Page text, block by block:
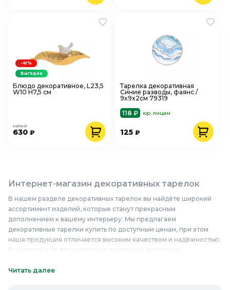
Блюдо декоративное, L23,5
W10 H7,5 см
630 ₽
1 070 ₽
-41%
Выгодно
Тарелка декоративная
Синие разводы, фаянс /
9x9x2см 79319
118 ₽
юр. лицам
125₽
Интернет-магазин декоративных тарелок
В нашем разделе декоративных тарелок вы найдёте широкий
ассортимент изделий, которые станут прекрасным
дополнением к вашему интерьеру. Мы предлагаем
декоративные тарелки купить по доступным ценам, при этом
наша продукция отличается высоким качеством и надёжностью.
В наличии есть декоративные тарелки из различных
подобрать идеальный вариант для любого стиля оформления.
Читать далее